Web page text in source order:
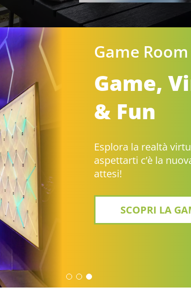
Jangalooz
elastici
Trampolini, zone
torre a livelli,
SCOPRI